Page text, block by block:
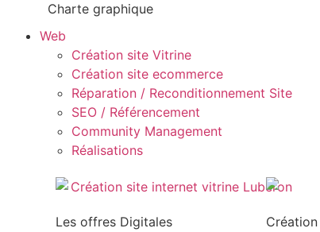
Charte graphique
Web
Création site Vitrine
Création site ecommerce
Réparation / Reconditionnement Site
SEO / Référencement
Community Management
Réalisations
Les offres Digitales